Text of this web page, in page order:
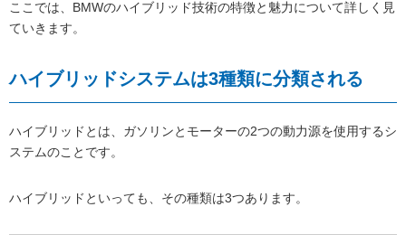
ここでは、BMWのハイブリッド技術の特徴と魅力について詳しく見
ていきます。
ハイブリッドシステムは3種類に分類される
ハイブリッドとは、ガソリンとモーターの2つの動力源を使用するシ
ステムのことです。
ハイブリッドといっても、その種類は3つあります。